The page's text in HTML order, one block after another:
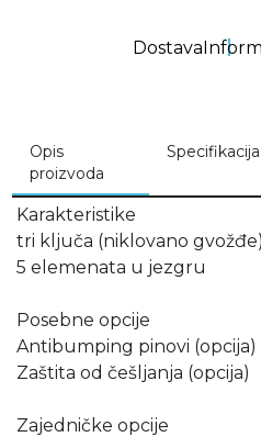
Dostava
Opis
proizvoda
Specifikacija
Karakteristike
tri ključa (niklovano gvožđe)
5 elemenata u jezgru
Posebne opcije
Antibumping pinovi (opcija)
Zaštita od češljanja (opcija)
Zajedničke opcije